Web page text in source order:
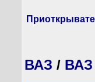
ВАЗ / ВАЗ